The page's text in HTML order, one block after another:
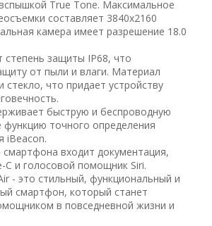
True Tone. Максимальное
составляет 3840x2160
камера имеет разрешение 18.0
защиты IP68, что
от пыли и влаги. Материал
стекло, что придает устройству
быструю и беспроводную
функцию точного определения
iBeacon.
входит документация,
C и голосовой помощник Siri.
- это стильный, функциональный и
смартфон, который станет
в повседневной жизни и